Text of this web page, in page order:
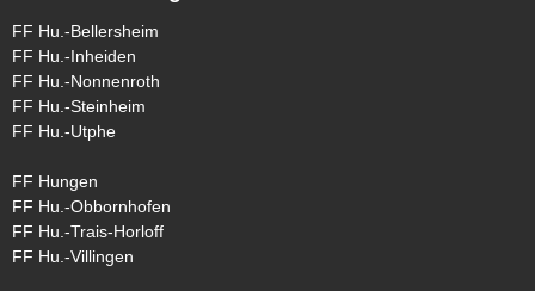
FF Hu.-Bellersheim
FF Hu.-Inheiden
FF Hu.-Nonnenroth
FF Hu.-Steinheim
FF Hu.-Utphe
FF Hungen
FF Hu.-Obbornhofen
FF Hu.-Trais-Horloff
FF Hu.-Villingen